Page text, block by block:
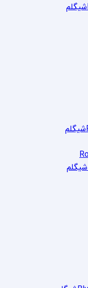
شیگلم
شیگلم
شیگلم